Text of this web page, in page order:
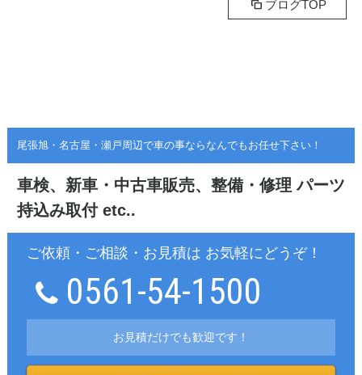
ブログTOP
尾張旭・名古屋・瀬戸周辺で車の事ならなんでもお任せ下さい！
車検、新車・中古車販売、整備・修理 パーツ
持込み取付 etc..
ご依頼・ご相談・お見積は お気軽にどうぞ！
0561-54-1500
お見積だけでも歓迎です！